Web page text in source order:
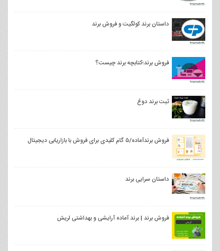
داستان برند کولگیت و فروش برند
فروش برند؛کتابچه برند چیست؟
ثبت برند دوغ
فروش برندآماده/۵ گام کلیدی برای فروش با بازاریابی دیجیتال
داستان سرایی برند
فروش برند | برند آماده آرایشی و بهداشتی لريش